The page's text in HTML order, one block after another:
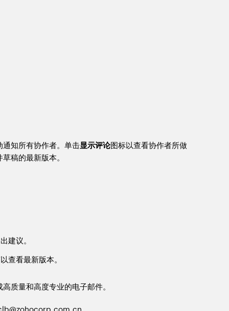
通知所有协作者。单击显示评论图标以查看协作者所做
稿的最新版本。
建议。
查看最新版本。
质量和高度专业的电子邮件。